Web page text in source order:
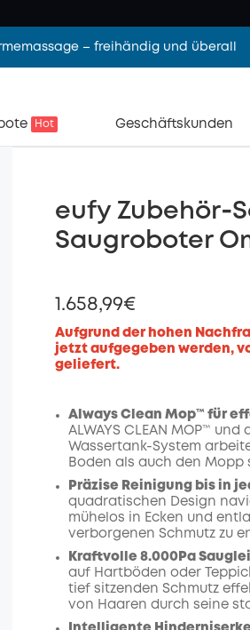
– freihändig und überall
Hot Geschäftskunden
eufy
Saugroboter
1.658,99€
Aufgrund der hohen
jetzt aufgegeben werden,
geliefert.
Always Clean Mop™ für
ALWAYS CLEAN MOP™
Wassertank-System
Boden als auch den Mopp
Präzise Reinigung bis in
quadratischen Design
mühelos in Ecken und
verborgenen Schmutz zu
Kraftvolle 8.000Pa
auf Hartböden oder
tief sitzenden Schmutz
von Haaren durch seine